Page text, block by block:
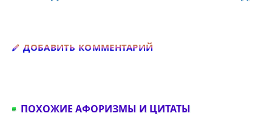
ДОБАВИТЬ КОММЕНТАРИЙ
ПОХОЖИЕ АФОРИЗМЫ И ЦИТАТЫ